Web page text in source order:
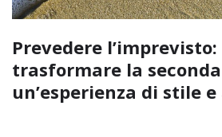
Prevedere
trasformare la
un’esperienza di stile